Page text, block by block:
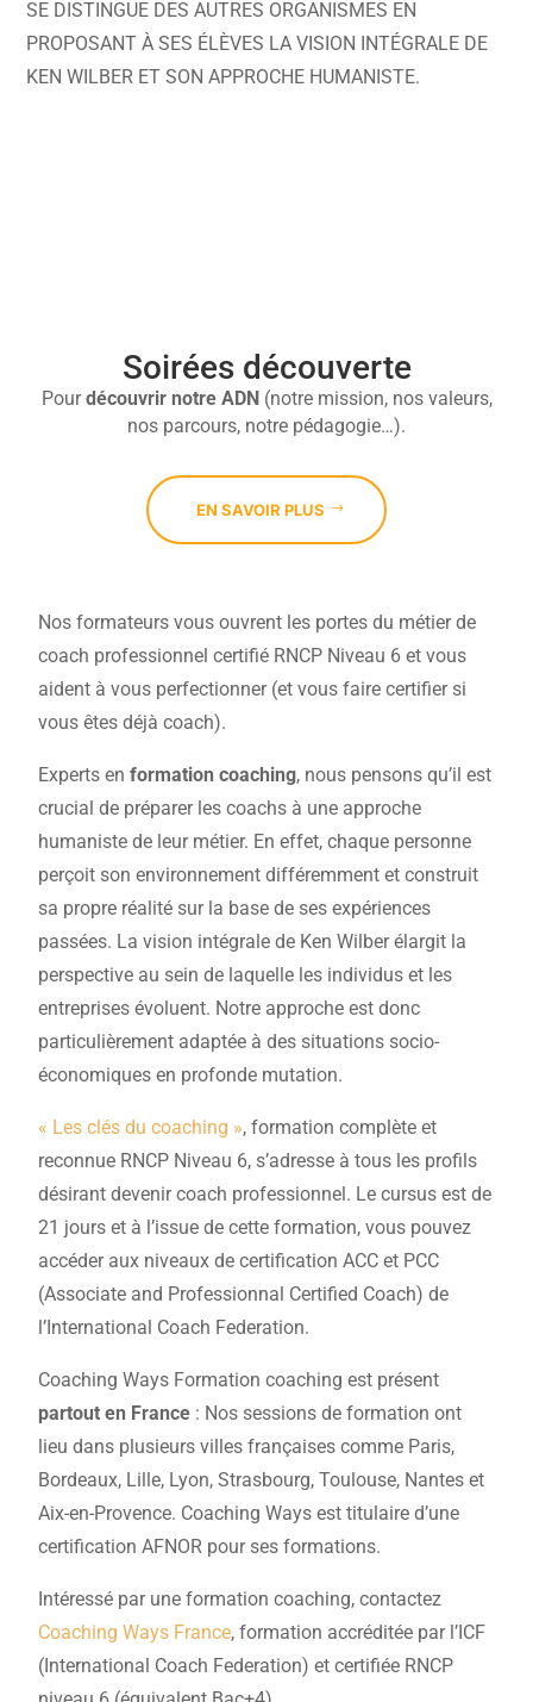
SE DISTINGUE DES AUTRES ORGANISMES EN
PROPOSANT À SES ÉLÈVES LA VISION INTÉGRALE DE
KEN WILBER ET SON APPROCHE HUMANISTE.
Soirées découverte
Pourdécouvrir notre ADN(notre mission, nos valeurs,
nos parcours, notre pédagogie…).
EN SAVOIR PLUS
Nos formateurs vous ouvrent les portes du métier de
coach professionnel certifié RNCP Niveau 6 et vous
aident à vous perfectionner (et vous faire certifier si
vous êtes déjà coach).
Experts enformation coaching, nous pensons qu’il est
crucial de préparer les coachs à une approche
humaniste de leur métier. En effet, chaque personne
perçoit son environnement différemment et construit
sa propre réalité sur la base de ses expériences
passées. La vision intégrale de Ken Wilber élargit la
perspective au sein de laquelle les individus et les
entreprises évoluent. Notre approche est donc
particulièrement adaptée à des situations socio-
économiques en profonde mutation.
« Les clés du coaching », formation complète et
reconnue RNCP Niveau 6, s’adresse à tous les profils
désirant devenir coach professionnel. Le cursus est de
21 jours et à l’issue de cette formation, vous pouvez
accéder aux niveaux de certification ACC et PCC
(Associate and Professionnal Certified Coach) de
l’International Coach Federation.
Coaching Ways Formation coaching est présent
partout en France : Nos sessions de formation ont
lieu dans plusieurs villes françaises comme Paris,
Bordeaux, Lille, Lyon, Strasbourg, Toulouse, Nantes et
Aix-en-Provence. Coaching Ways est titulaire d’une
certification AFNOR pour ses formations.
Intéressé par une formation coaching, contactez
Coaching Ways France, formation accréditée par l’ICF
(International Coach Federation) et certifiée RNCP